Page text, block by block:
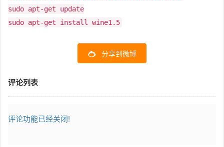
sudo apt-get update
sudo apt-get install wine1.5
分享到微博
评论列表
评论功能已经关闭!